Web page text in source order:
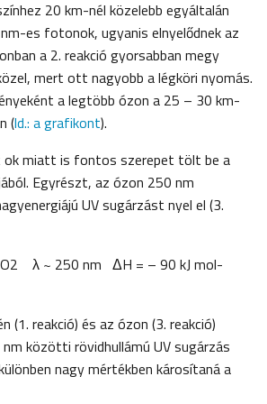
20 km-nél közelebb egyáltalán
es fotonok, ugyanis elnyelődnek az
a 2. reakció gyorsabban megy
mert ott nagyobb a légköri nyomás.
a legtöbb ózon a 25 – 30 km-
(ld.: a grafikont).
miatt is fontos szerepet tölt be a
Egyrészt, az ózon 250 nm
UV sugárzást nyel el (3.
λ ~ 250 nm ΔH = – 90 kJ mol-
(1. reakció) és az ózon (3. reakció)
közötti rövidhullámú UV sugárzás
nagy mértékben károsítaná a